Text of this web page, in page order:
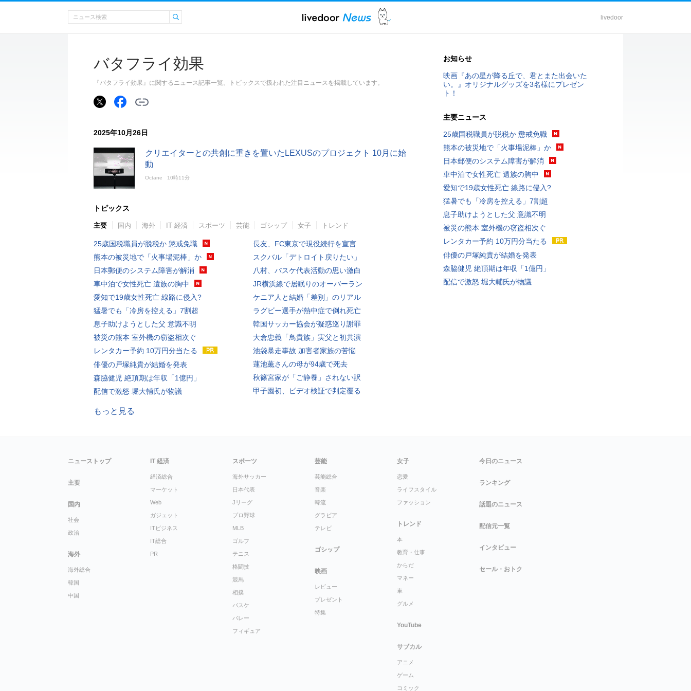
livedoor
バタフライ効果
『バタフライ効果』に関するニュース記事一覧。トピックスで扱われた注目ニュースを掲載しています。
2025年10月26日
クリエイターとの共創に重きを置いたLEXUSのプロジェクト 10月に始
動
Octane 10時11分
トピックス
主要 国内 海外 IT 経済 スポーツ 芸能 ゴシップ 女子 トレンド
25歳国税職員が脱税か 懲戒免職
熊本の被災地で「火事場泥棒」か
日本郵便のシステム障害が解消
車中泊で女性死亡 遺族の胸中
愛知で19歳女性死亡 線路に侵入?
猛暑でも「冷房を控える」7割超
息子助けようとした父 意識不明
被災の熊本 室外機の窃盗相次ぐ
レンタカー予約 10万円分当たる
俳優の戸塚純貴が結婚を発表
森脇健児 絶頂期は年収「1億円」
配信で激怒 堀大輔氏が物議
長友、FC東京で現役続行を宣言
スクバル「デトロイト戻りたい」
八村、バスケ代表活動の思い激白
JR横浜線で居眠りのオーバーラン
ケニア人と結婚「差別」のリアル
ラグビー選手が熱中症で倒れ死亡
韓国サッカー協会が疑惑巡り謝罪
大倉忠義「鳥貴族」実父と初共演
池袋暴走事故 加害者家族の苦悩
蓮池薫さんの母が94歳で死去
秋篠宮家が「ご静養」されない訳
甲子園初、ビデオ検証で判定覆る
もっと見る
お知らせ
映画『あの星が降る丘で、君とまた出会いた
い。』オリジナルグッズを3名様にプレゼン
ト！
主要ニュース
25歳国税職員が脱税か 懲戒免職
熊本の被災地で「火事場泥棒」か
日本郵便のシステム障害が解消
車中泊で女性死亡 遺族の胸中
愛知で19歳女性死亡 線路に侵入?
猛暑でも「冷房を控える」7割超
息子助けようとした父 意識不明
被災の熊本 室外機の窃盗相次ぐ
レンタカー予約 10万円分当たる
俳優の戸塚純貴が結婚を発表
森脇健児 絶頂期は年収「1億円」
配信で激怒 堀大輔氏が物議
ニューストップ
主要
国内
社会
政治
海外
海外総合
韓国
中国
IT 経済
経済総合
マーケット
Web
ガジェット
ITビジネス
IT総合
PR
スポーツ
海外サッカー
日本代表
Jリーグ
プロ野球
MLB
ゴルフ
テニス
格闘技
競馬
相撲
バスケ
バレー
フィギュア
芸能
芸能総合
音楽
韓流
グラビア
テレビ
ゴシップ
映画
レビュー
プレゼント
特集
女子
恋愛
ライフスタイル
ファッション
トレンド
本
教育・仕事
からだ
マネー
車
グルメ
YouTube
サブカル
アニメ
ゲーム
コミック
今日のニュース
ランキング
話題のニュース
配信元一覧
インタビュー
セール・おトク